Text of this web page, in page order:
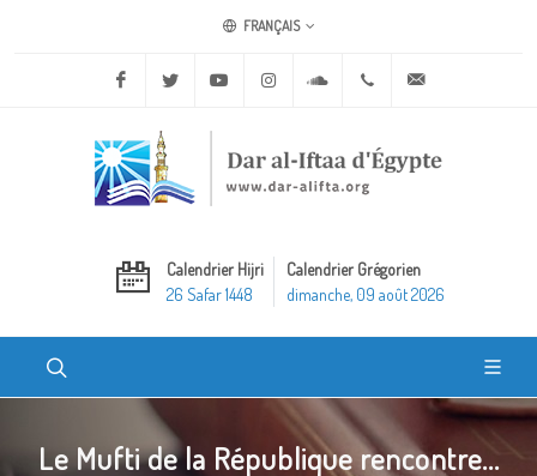
FRANÇAIS
Facebook Twitter Youtube Instagram Soundcloud+20 2 25970400
Calendrier Hijri
26 Safar 1448
Calendrier Grégorien
dimanche, 09 août 2026
Le Mufti de la République rencontre...